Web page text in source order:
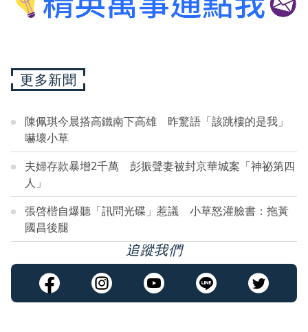
更多新聞
陳佩琪今晨搭高鐵南下高雄 昨驚語「該跳樓的是我」
嚇壞小草
夫婦存款暴增2千萬 彭振聲妻被封京華城案「神祕第四
人」
張啓楷自爆聽「訊問光碟」惹議 小草怒灌臉書：拖黃
國昌後腿
追蹤我們